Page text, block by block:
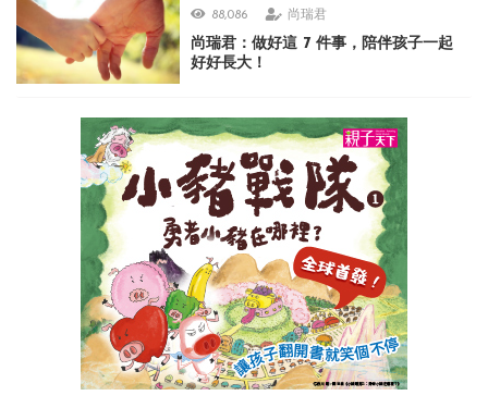
88,086 尚瑞君
尚瑞君：做好這 7 件事，陪伴孩子一起
好好長大！